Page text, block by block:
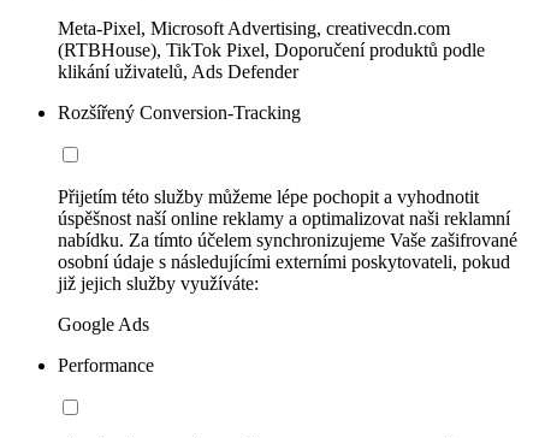
Meta-Pixel, Microsoft Advertising, creativecdn.com
(RTBHouse), TikTok Pixel, Doporučení produktů podle
klikání uživatelů, Ads Defender
Rozšířený Conversion-Tracking
Přijetím této služby můžeme lépe pochopit a vyhodnotit
úspěšnost naší online reklamy a optimalizovat naši reklamní
nabídku. Za tímto účelem synchronizujeme Vaše zašifrované
osobní údaje s následujícími externími poskytovateli, pokud
již jejich služby využíváte:
Google Ads
Performance